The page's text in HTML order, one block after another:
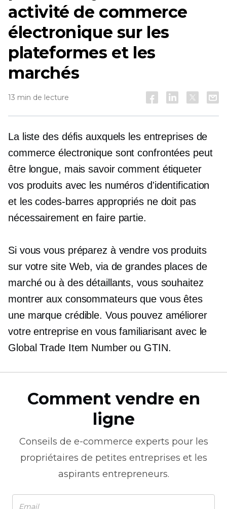
activité de commerce
électronique sur les
plateformes et les
marchés
13 min de lecture
La liste des défis auxquels les entreprises de
commerce électronique sont confrontées peut
être longue, mais savoir comment étiqueter
vos produits avec les numéros d'identification
et les codes-barres appropriés ne doit pas
nécessairement en faire partie.
Si vous vous préparez à vendre vos produits
sur votre site Web, via de grandes places de
marché ou à des détaillants, vous souhaitez
montrer aux consommateurs que vous êtes
une marque crédible. Vous pouvez améliorer
votre entreprise en vous familiarisant avec le
Global Trade Item Number ou GTIN.
Comment vendre en
ligne
Conseils de e-commerce experts pour les
propriétaires de petites entreprises et les
aspirants entrepreneurs.